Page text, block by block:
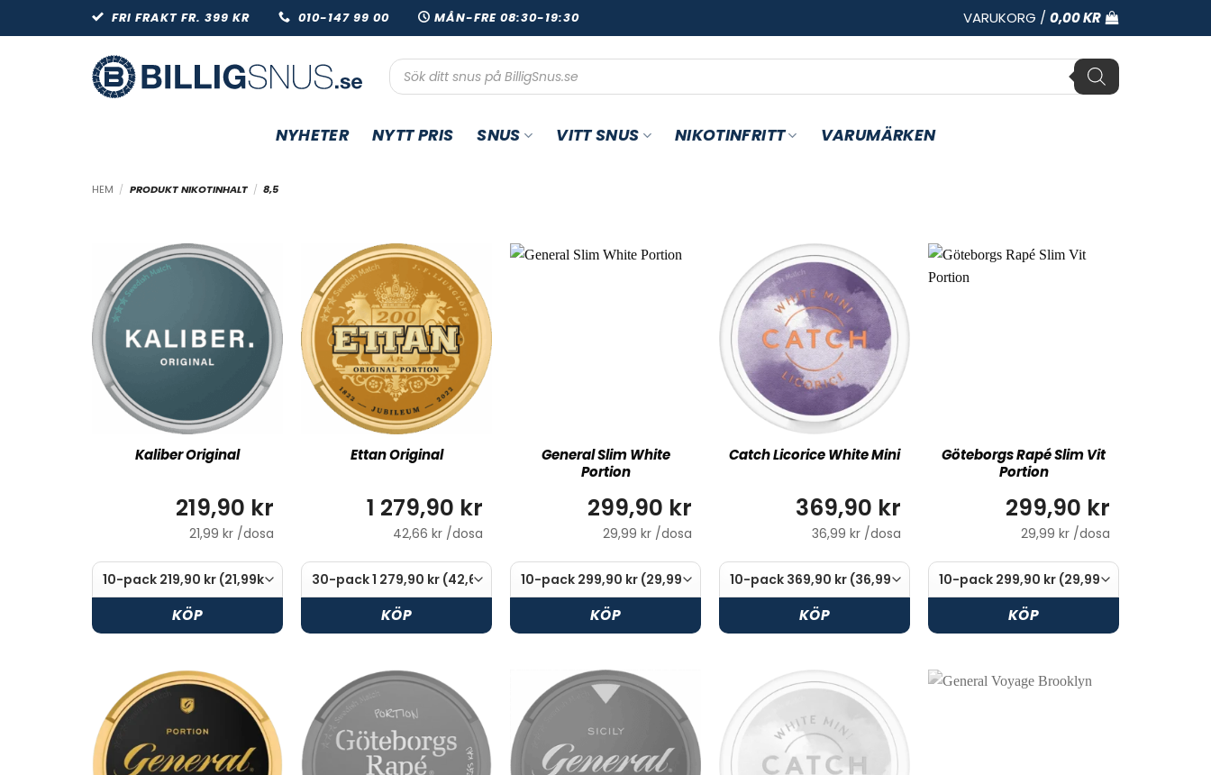
to
FRI FRAKT FR. 399 KR 010-147 99 00 MÅN-FRE 08:30-19:30 VARUKORG / 0,00KR
Produktsökning
NYHETER NYTT PRIS SNUS VITT SNUS NIKOTINFRITT VARUMÄRKEN
HEM / PRODUKT NIKOTINHALT / 8,5
Kaliber Original
219,90 kr
21,99 kr /dosa
KÖP
Ettan Original
1 279,90 kr
42,66 kr /dosa
KÖP
General Slim White
Portion
299,90 kr
29,99 kr /dosa
KÖP
Catch Licorice White Mini
369,90 kr
36,99 kr /dosa
KÖP
Göteborgs Rapé Slim Vit
Portion
299,90 kr
29,99 kr /dosa
KÖP